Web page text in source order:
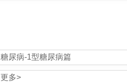
糖尿病-1型糖尿病篇
更多>